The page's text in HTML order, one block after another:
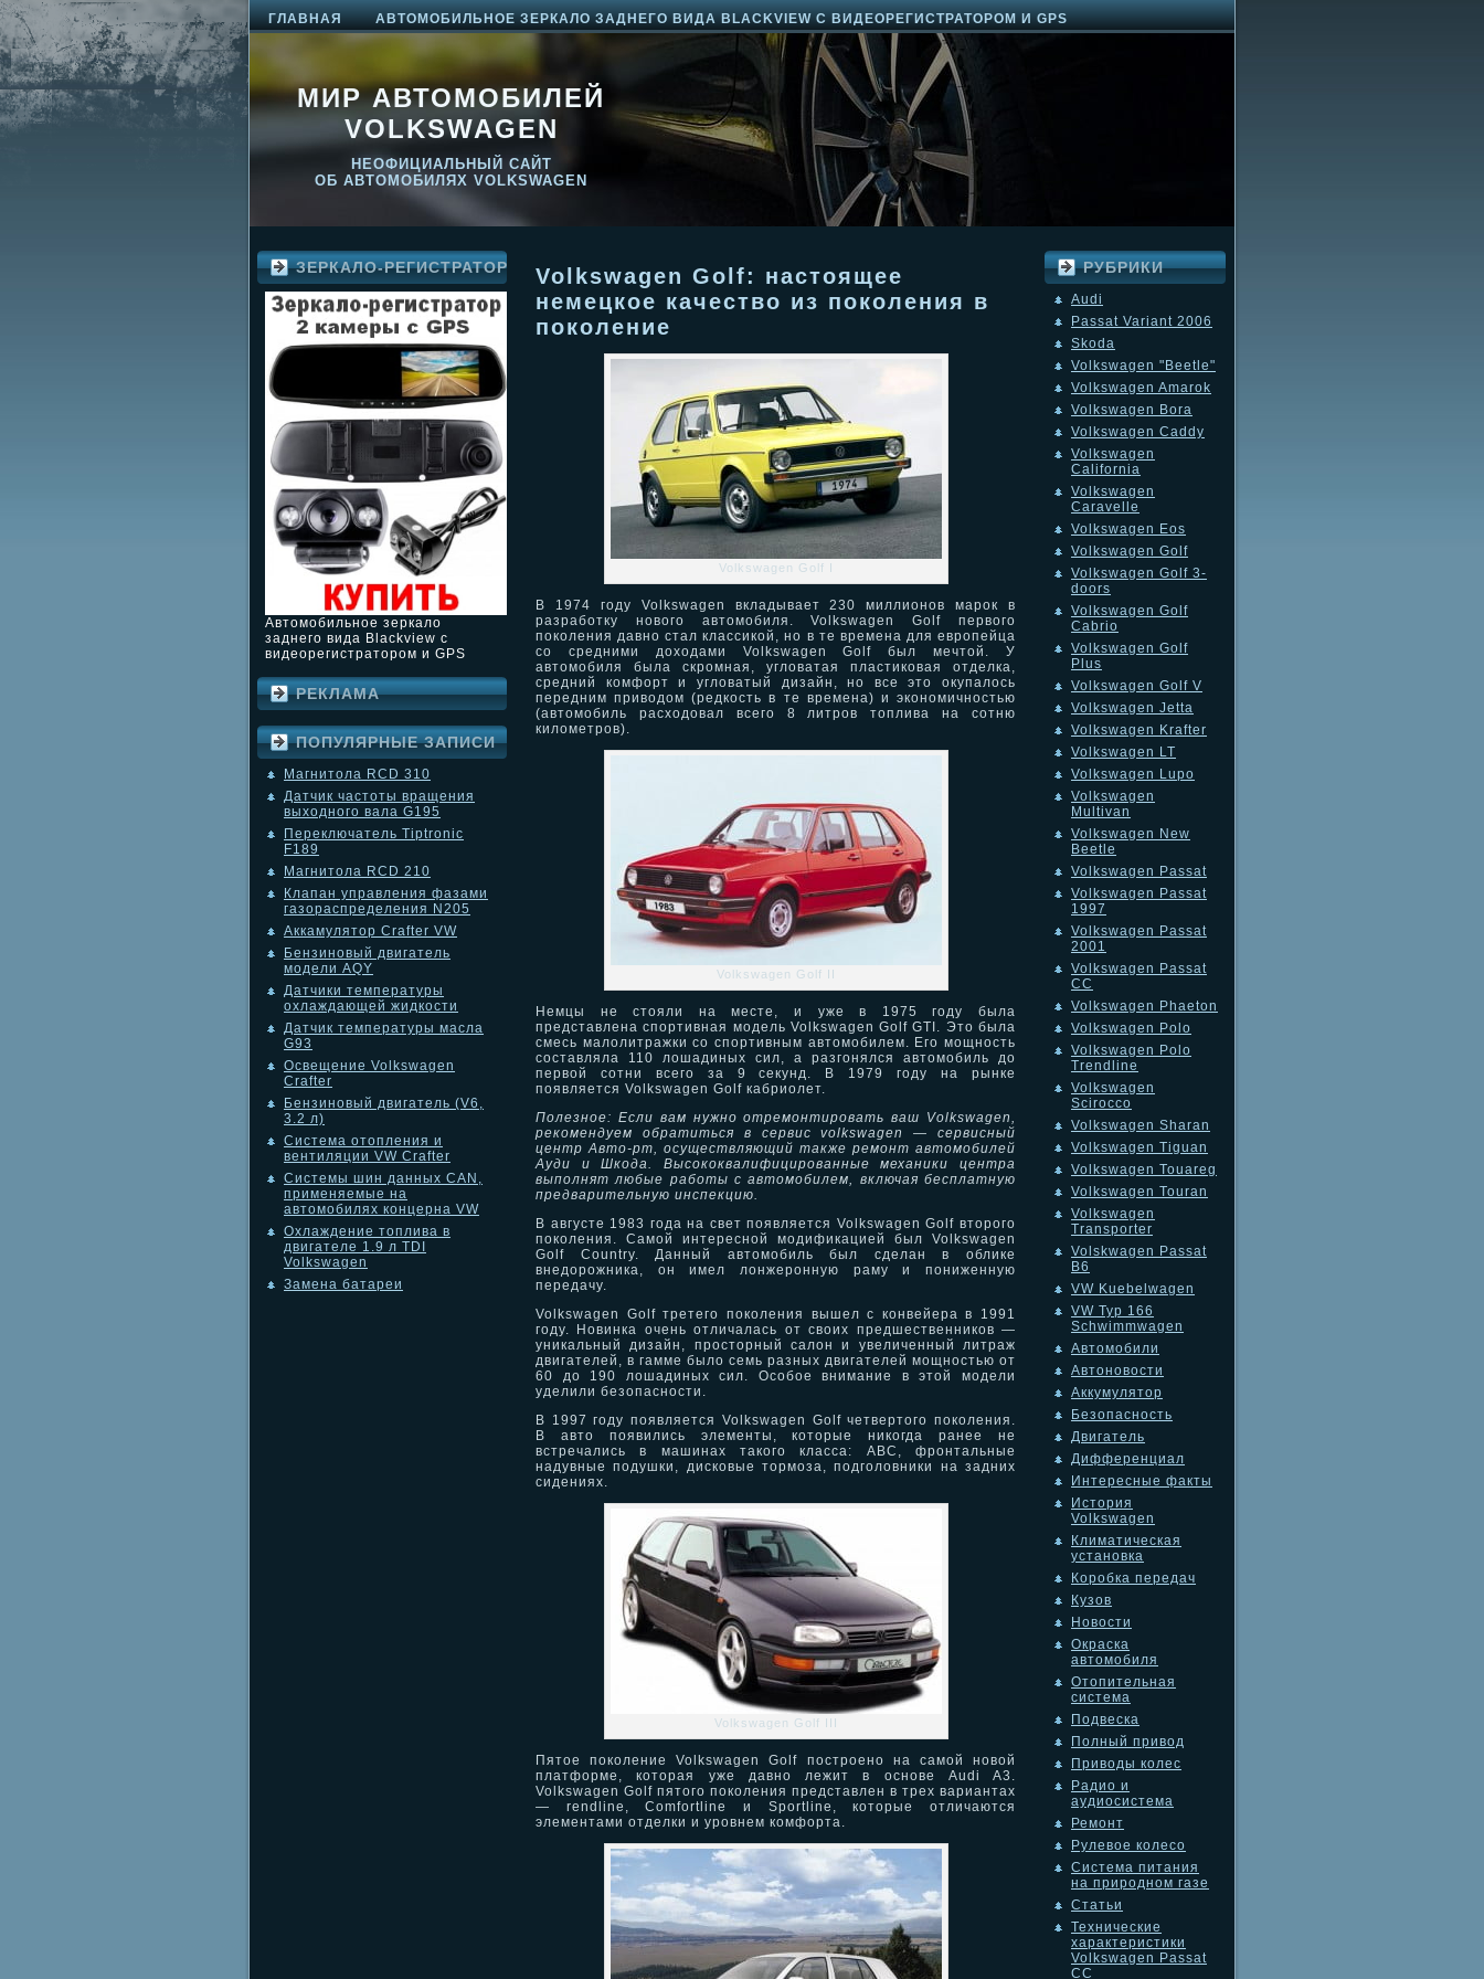
ГЛАВНАЯ АВТОМОБИЛЬНОЕ ЗЕРКАЛО ЗАДНЕГО ВИДА BLACKVIEW С ВИДЕОРЕГИСТРАТОРОМ И GPS
МИР АВТОМОБИЛЕЙ
VOLKSWAGEN
НЕОФИЦИАЛЬНЫЙ САЙТ
ОБ АВТОМОБИЛЯХ VOLKSWAGEN
ЗЕРКАЛО-РЕГИСТРАТОР
Автомобильное зеркало
заднего вида Blackview с
видеорегистратором и GPS
РЕКЛАМА
ПОПУЛЯРНЫЕ ЗАПИСИ
Магнитола RCD 310
Датчик частоты вращения
выходного вала G195
Переключатель Tiptronic
F189
Магнитола RCD 210
Клапан управления фазами
газораспределения N205
Аккамулятор Crafter VW
Бензиновый двигатель
модели AQY
Датчики температуры
охлаждающей жидкости
Датчик температуры масла
G93
Освещение Volkswagen
Crafter
Бензиновый двигатель (V6,
3.2 л)
Система отопления и
вентиляции VW Crafter
Системы шин данных CAN,
применяемые на
автомобилях концерна VW
Охлаждение топлива в
двигателе 1.9 л TDI
Volkswagen
Замена батареи
Volkswagen Golf: настоящее
немецкое качество из поколения в
поколение
Volkswagen Golf I
В 1974 году Volkswagen вкладывает 230 миллионов марок в
разработку нового автомобиля. Volkswagen Golf первого
поколения давно стал классикой, но в те времена для европейца
со средними доходами Volkswagen Golf был мечтой. У
автомобиля была скромная, угловатая пластиковая отделка,
средний комфорт и угловатый дизайн, но все это окупалось
передним приводом (редкость в те времена) и экономичностью
(автомобиль расходовал всего 8 литров топлива на сотню
километров).
Volkswagen Golf II
Немцы не стояли на месте, и уже в 1975 году была
представлена спортивная модель Volkswagen Golf GTI. Это была
смесь малолитражки со спортивным автомобилем. Его мощность
составляла 110 лошадиных сил, а разгонялся автомобиль до
первой сотни всего за 9 секунд. В 1979 году на рынке
появляется Volkswagen Golf кабриолет.
Полезное: Если вам нужно отремонтировать ваш Volkswagen,
рекомендуем обратиться в сервис volkswagen — сервисный
центр Авто-рт, осуществляющий также ремонт автомобилей
Ауди и Шкода. Высококвалифицированные механики центра
выполнят любые работы с автомобилем, включая бесплатную
предварительную инспекцию.
В августе 1983 года на свет появляется Volkswagen Golf второго
поколения. Самой интересной модификацией был Volkswagen
Golf Country. Данный автомобиль был сделан в облике
внедорожника, он имел лонжеронную раму и пониженную
передачу.
Volkswagen Golf третего поколения вышел с конвейера в 1991
году. Новинка очень отличалась от своих предшественников —
уникальный дизайн, просторный салон и увеличенный литраж
двигателей, в гамме было семь разных двигателей мощностью от
60 до 190 лошадиных сил. Особое внимание в этой модели
уделили безопасности.
В 1997 году появляется Volkswagen Golf четвертого поколения.
В авто появились элементы, которые никогда ранее не
встречались в машинах такого класса: АВС, фронтальные
надувные подушки, дисковые тормоза, подголовники на задних
сидениях.
Volkswagen Golf III
Пятое поколение Volkswagen Golf построено на самой новой
платформе, которая уже давно лежит в основе Audi A3.
Volkswagen Golf пятого поколения представлен в трех вариантах
— rendline, Comfortline и Sportline, которые отличаются
элементами отделки и уровнем комфорта.
РУБРИКИ
Audi
Passat Variant 2006
Skoda
Volkswagen "Beetle"
Volkswagen Amarok
Volkswagen Bora
Volkswagen Caddy
Volkswagen
California
Volkswagen
Caravelle
Volkswagen Eos
Volkswagen Golf
Volkswagen Golf 3-
doors
Volkswagen Golf
Cabrio
Volkswagen Golf
Plus
Volkswagen Golf V
Volkswagen Jetta
Volkswagen Krafter
Volkswagen LT
Volkswagen Lupo
Volkswagen
Multivan
Volkswagen New
Beetle
Volkswagen Passat
Volkswagen Passat
1997
Volkswagen Passat
2001
Volkswagen Passat
CC
Volkswagen Phaeton
Volkswagen Polo
Volkswagen Polo
Trendline
Volkswagen
Scirocco
Volkswagen Sharan
Volkswagen Tiguan
Volkswagen Touareg
Volkswagen Touran
Volkswagen
Transporter
Volskwagen Passat
B6
VW Kuebelwagen
VW Typ 166
Schwimmwagen
Автомобили
Автоновости
Аккумулятор
Безопасность
Двигатель
Дифференциал
Интересные факты
История
Volkswagen
Климатическая
установка
Коробка передач
Кузов
Новости
Окраска
автомобиля
Отопительная
система
Подвеска
Полный привод
Приводы колес
Радио и
аудиосистема
Ремонт
Рулевое колесо
Система питания
на природном газе
Статьи
Технические
характеристики
Volkswagen Passat
CC